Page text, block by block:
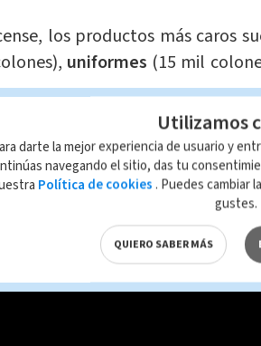
los productos más caros
uniformes (15 mil
Utilizamos
darte la mejor experiencia de usuario y
navegando el sitio, das tu
Política de cookies . Puedes cambiar
gustes.
QUIERO SABER MÁS